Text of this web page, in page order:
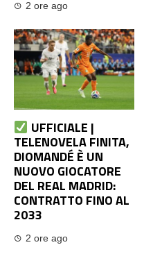
2 ore ago
UFFICIALE |
TELENOVELA FINITA,
DIOMANDÉ È UN
NUOVO GIOCATORE
DEL REAL MADRID:
CONTRATTO FINO AL
2033
2 ore ago